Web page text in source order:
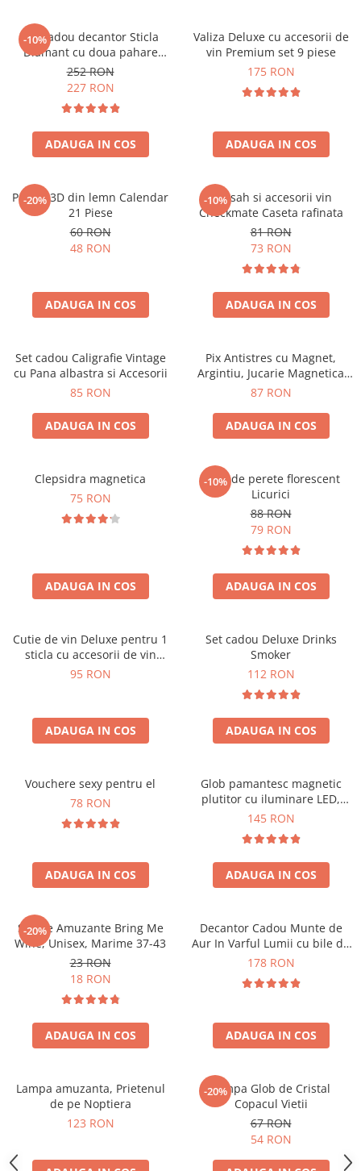
-10%
Set cadou decantor Sticla
Diamant cu doua pahare
Deluxe
252 RON
227 RON
ADAUGA IN COS
Valiza Deluxe cu accesorii de
vin Premium set 9 piese
175 RON
ADAUGA IN COS
-20%
Puzzle 3D din lemn Calendar
21 Piese
60 RON
48 RON
ADAUGA IN COS
-10%
Set sah si accesorii vin
Checkmate Caseta rafinata
81 RON
73 RON
ADAUGA IN COS
Set cadou Caligrafie Vintage
cu Pana albastra si Accesorii
85 RON
ADAUGA IN COS
Pix Antistres cu Magnet,
Argintiu, Jucarie Magnetica
pentru Birou
87 RON
ADAUGA IN COS
Clepsidra magnetica
75 RON
ADAUGA IN COS
-10%
Ceas de perete florescent
Licurici
88 RON
79 RON
ADAUGA IN COS
Cutie de vin Deluxe pentru 1
sticla cu accesorii de vin
incluse interior oranj
95 RON
ADAUGA IN COS
Set cadou Deluxe Drinks
Smoker
112 RON
ADAUGA IN COS
Vouchere sexy pentru el
78 RON
ADAUGA IN COS
Glob pamantesc magnetic
plutitor cu iluminare LED,
Forma C
145 RON
ADAUGA IN COS
-20%
Sosete Amuzante Bring Me
Wine, Unisex, Marime 37-43
23 RON
18 RON
ADAUGA IN COS
Decantor Cadou Munte de
Aur In Varful Lumii cu bile de
curatare
178 RON
ADAUGA IN COS
Lampa amuzanta, Prietenul
de pe Noptiera
123 RON
-20%
Lampa Glob de Cristal
Copacul Vietii
67 RON
54 RON